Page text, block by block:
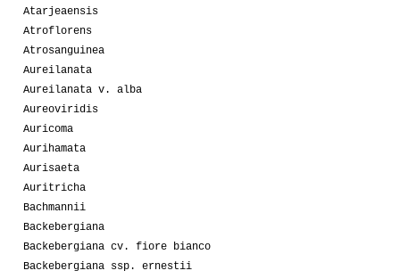
Atarjeaensis
Atroflorens
Atrosanguinea
Aureilanata
Aureilanata v. alba
Aureoviridis
Auricoma
Aurihamata
Aurisaeta
Auritricha
Bachmannii
Backebergiana
Backebergiana cv. fiore bianco
Backebergiana ssp. ernestii